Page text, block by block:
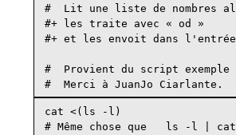
#  Lit une liste de nombres
#+ les traite avec « od »
#+ et les envoit dans
#  Provient du script
cat <(ls -l)
# Même chose que   ls -l | cat